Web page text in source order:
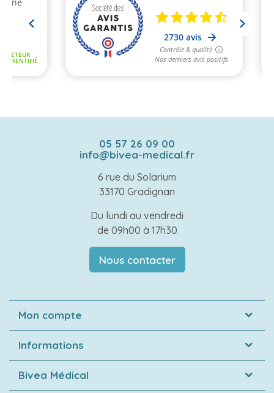
05 57 26 09 00
info@bivea-medical.fr
6 rue du Solarium
33170 Gradignan
Du lundi au vendredi
de 09h00 à 17h30
Nous contacter
Mon compte
Informations
Bivea Médical